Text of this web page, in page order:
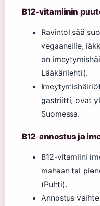
B12-vitamiinin
Ravintolisää
vegaaneille,
on
Lääkärilehti).
gastriitti, ovat
Suomessa.
B12-annostus ja
B12-vitamiini
mahaan tai
(Puhti).
Annostus